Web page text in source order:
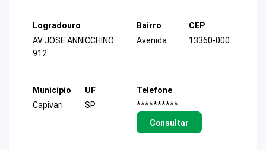
Logradouro
AV JOSE ANNICCHINO
912
Bairro
Avenida
CEP
13360-000
Município
Capivari
UF
SP
Telefone
**********
Consultar